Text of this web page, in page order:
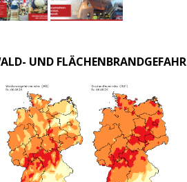
UND FLÄCHENBRANDGEFAHR